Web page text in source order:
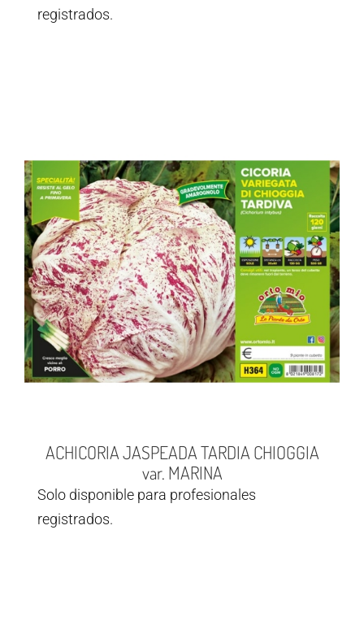
registrados.
ACHICORIA JASPEADA TARDIA CHIOGGIA
var. MARINA
Solo disponible para profesionales
registrados.